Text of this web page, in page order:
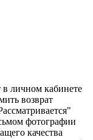
в личном кабинете
возврат
фотографии
качества